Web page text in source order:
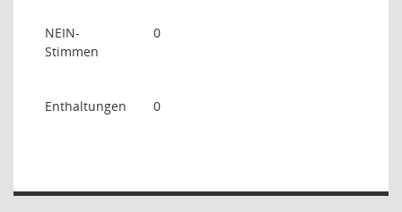
NEIN-
Stimmen
0
Enthaltungen 0